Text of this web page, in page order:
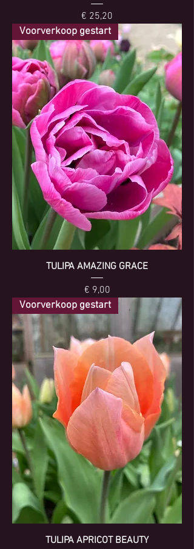
Prijs
€ 25,20
Voorverkoop gestart
TULIPA AMAZING GRACE
Prijs
€ 9,00
Voorverkoop gestart
TULIPA APRICOT BEAUTY